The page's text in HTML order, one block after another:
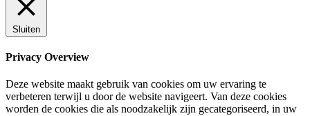
Sluiten
Privacy Overview
Deze website maakt gebruik van cookies om uw ervaring te
verbeteren terwijl u door de website navigeert. Van deze cookies
worden de cookies die als noodzakelijk zijn gecategoriseerd, in uw